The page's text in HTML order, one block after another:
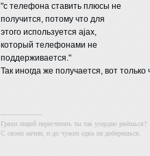
"с телефона ставить плюсы не
получится, потому что для
этого используется ajax,
который телефонами не
поддерживается."
Так иногда же получается, вот
--------------------
Грехи людей пересчитать ты так усердно рвёшься?
С своих начни, и до чужих едва ли доберешься.